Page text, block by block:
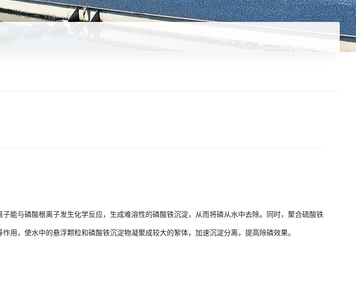
能与磷酸根离子发生化学反应，生成难溶性的磷酸铁沉淀，从而将磷从水中去除。同时，聚合硫酸铁
用，使水中的悬浮颗粒和磷酸铁沉淀物凝聚成较大的絮体，加速沉淀分离，提高除磷效果。